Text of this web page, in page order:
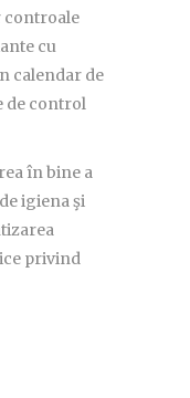
controale
cu
calendar de
de control
în bine a
igiena şi
privind